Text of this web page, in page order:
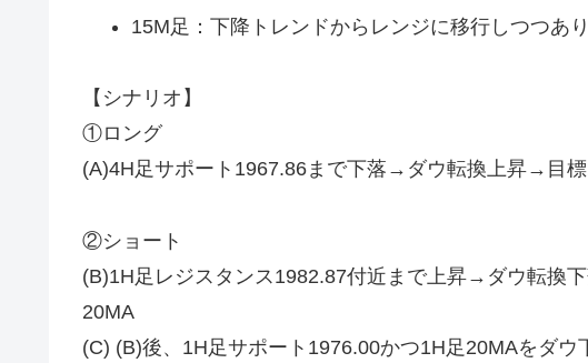
15M足：下降トレンドからレンジに移行しつつあり
【シナリオ】
①ロング
(A)4H足サポート1967.86まで下落→ダウ転換上昇→目
②ショート
(B)1H足レジスタンス1982.87付近まで上昇→ダウ転換
20MA
(C) (B)後、1H足サポート1976.00かつ1H足20MAをダ